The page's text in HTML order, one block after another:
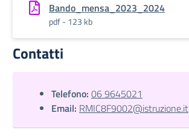
Bando_mensa_2023_2024
pdf - 123 kb
Contatti
Telefono: 06 9645021
Email: RMIC8F9002@istruzione.it